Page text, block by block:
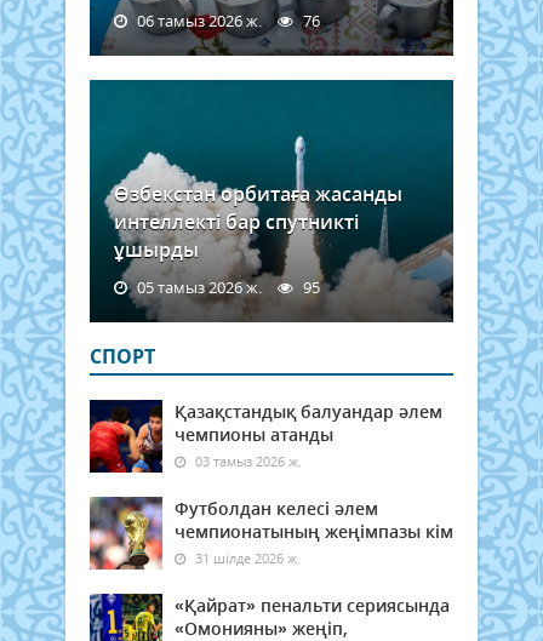
06 тамыз 2026 ж. 76
Өзбекстан орбитаға жасанды
интеллекті бар спутникті
ұшырды
05 тамыз 2026 ж. 95
СПОРТ
Қазақстандық балуандар әлем
чемпионы атанды
03 тамыз 2026 ж.
Футболдан келесі әлем
чемпионатының жеңімпазы кім
31 шілде 2026 ж.
«Қайрат» пенальти сериясында
«Омонияны» жеңіп,